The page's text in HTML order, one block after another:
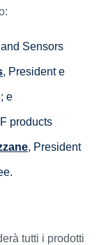
Sensors
, President e
e
products
, President
tutti i prodotti